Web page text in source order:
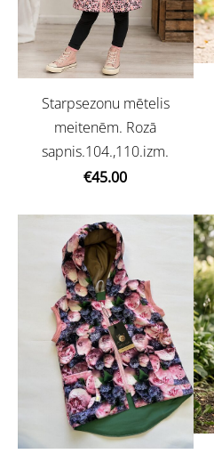
Starpsezonu mētelis
meitenēm. Rozā
sapnis.104.,110.izm.
€45.00